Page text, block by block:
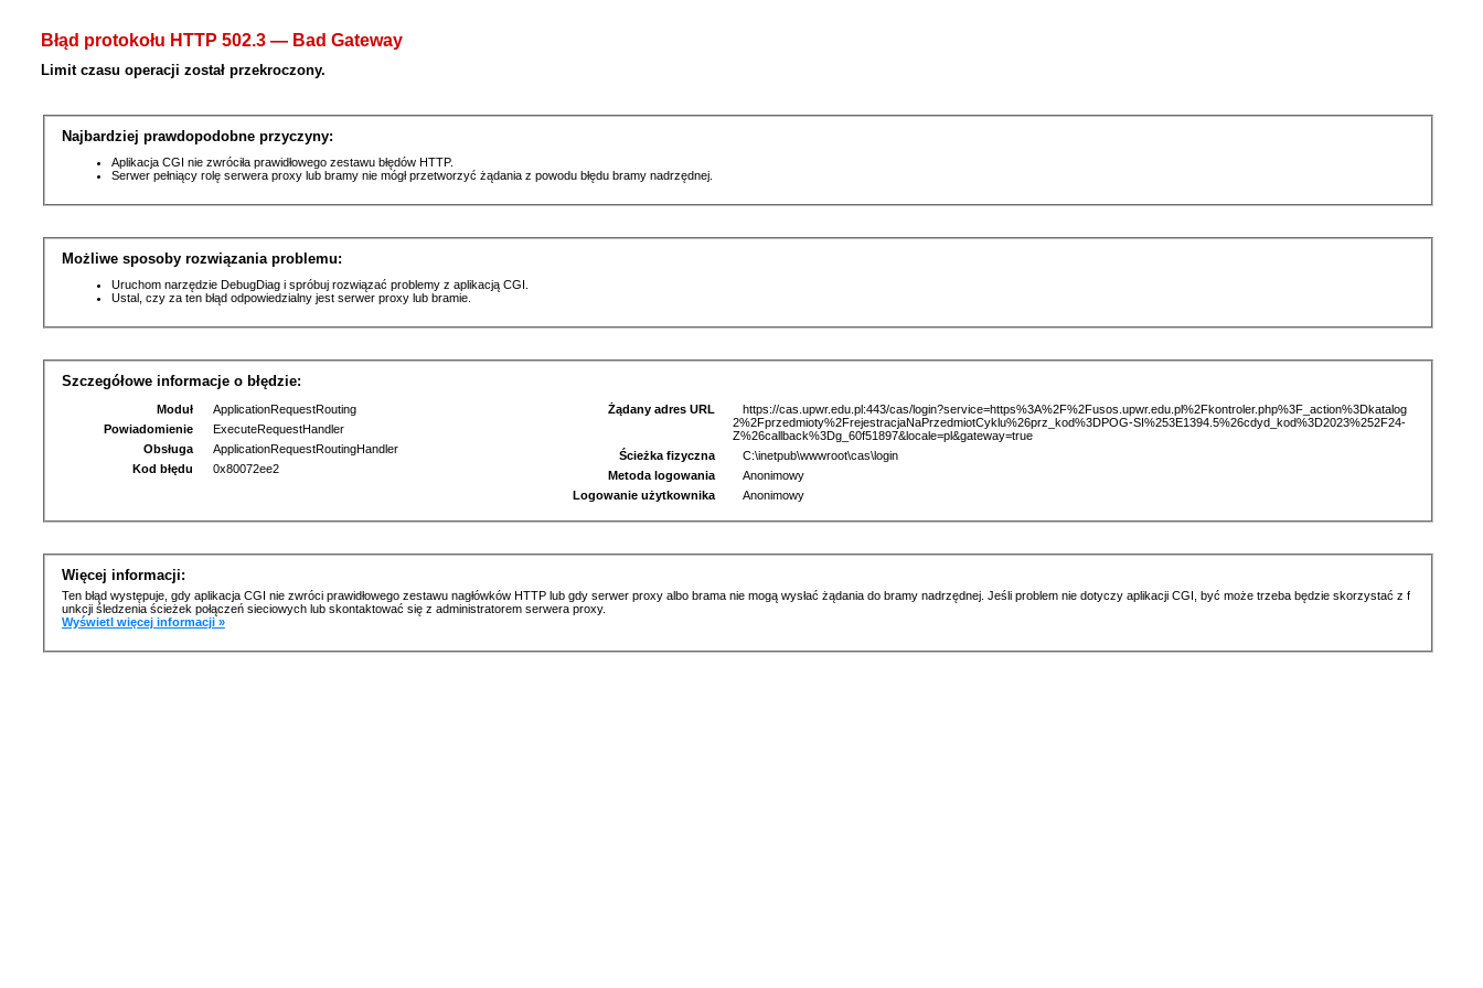
Błąd protokołu HTTP 502.3 — Bad Gateway
Limit czasu operacji został przekroczony.
Najbardziej prawdopodobne przyczyny:
Aplikacja CGI nie zwróciła prawidłowego zestawu błędów HTTP.
Serwer pełniący rolę serwera proxy lub bramy nie mógł przetworzyć żądania z powodu błędu bramy nadrzędnej.
Możliwe sposoby rozwiązania problemu:
Uruchom narzędzie DebugDiag i spróbuj rozwiązać problemy z aplikacją CGI.
Ustal, czy za ten błąd odpowiedzialny jest serwer proxy lub bramie.
Szczegółowe informacje o błędzie:
Moduł
ApplicationRequestRouting
Powiadomienie
ExecuteRequestHandler
Obsługa
ApplicationRequestRoutingHandler
Kod błędu
0x80072ee2
Żądany adres URL
https://cas.upwr.edu.pl:443/cas/login?service=https%3A%2F%2Fusos.upwr.edu.pl%2Fkontroler.php%3F_action%3Dkatalog
2%2Fprzedmioty%2FrejestracjaNaPrzedmiotCyklu%26prz_kod%3DPOG-SI%253E1394.5%26cdyd_kod%3D2023%252F24-
Z%26callback%3Dg_60f51897&locale=pl&gateway=true
Ścieżka fizyczna
C:\inetpub\wwwroot\cas\login
Metoda logowania
Anonimowy
Logowanie użytkownika
Anonimowy
Więcej informacji:
Ten błąd występuje, gdy aplikacja CGI nie zwróci prawidłowego zestawu nagłówków HTTP lub gdy serwer proxy albo brama nie mogą wysłać żądania do bramy nadrzędnej. Jeśli problem nie dotyczy aplikacji CGI, być może trzeba będzie skorzystać z f
unkcji śledzenia ścieżek połączeń sieciowych lub skontaktować się z administratorem serwera proxy.
Wyświetl więcej informacji »